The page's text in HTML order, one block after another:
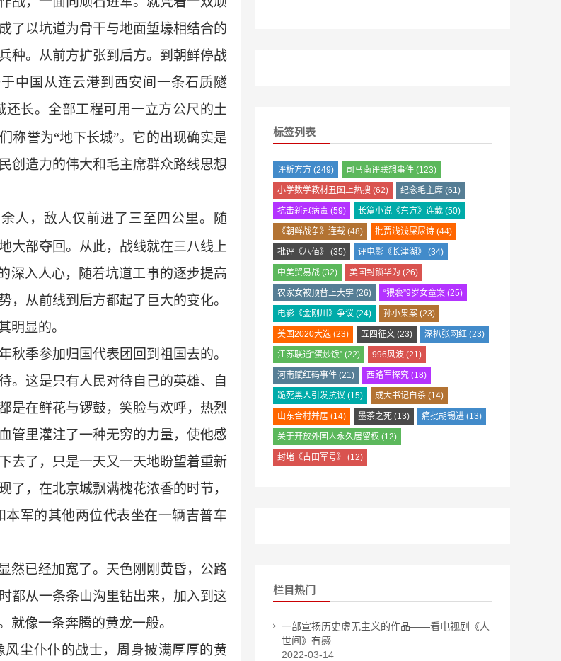
了以坑道为骨干与地面堑壕相结合的
种。从前方扩张到后方。到朝鲜停战
中国从连云港到西安间一条石质隧
还长。全部工程可用一立方公尺的土
称誉为“地下长城”。它的出现确实是
创造力的伟大和毛主席群众路线思想
人，敌人仅前进了三至四公里。随
大部夺回。从此，战线就在三八线上
深入人心，随着坑道工事的逐步提高
从前线到后方都起了巨大的变化。
明显的。
秋季参加归国代表团回到祖国去的。
。这是只有人民对待自己的英雄、自
是在鲜花与锣鼓，笑脸与欢呼，热烈
管里灌注了一种无穷的力量，使他感
去了，只是一天又一天地盼望着重新
，在北京城飘满槐花浓香的时节，
军的其他两位代表坐在一辆吉普车
然已经加宽了。天色刚刚黄昏，公路
都从一条条山沟里钻出来，加入到这
就像一条奔腾的黄龙一般。
尘仆仆的战士，周身披满厚厚的黄
标签列表
评析方方 (249) 司马南评联想事件 (123)
小学数学教材丑图上热搜 (62) 纪念毛主席 (61)
抗击新冠病毒 (59) 长篇小说《东方》连载 (50)
《朝鲜战争》连载 (48) 批贾浅浅屎尿诗 (44)
批评《八佰》 (35) 评电影《长津湖》 (34)
中美贸易战 (32) 美国封锁华为 (26)
农家女被顶替上大学 (26) “猥亵”9岁女童案 (25)
电影《金刚川》争议 (24) 孙小果案 (23)
美国2020大选 (23) 五四征文 (23) 深扒张网红 (23)
江苏联通“蛋炒饭” (22) 996风波 (21)
河南赋红码事件 (21) 西路军探究 (18)
跪死黑人引发抗议 (15) 成大书记自杀 (14)
山东合村并居 (14) 墨茶之死 (13) 痛批胡锡进 (13)
关于开放外国人永久居留权 (12)
封堵《古田军号》 (12)
栏目热门
一部宣扬历史虚无主义的作品——看电视剧《人
世间》有感
2022-03-14